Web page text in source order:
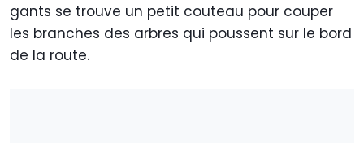
gants se trouve un petit couteau pour couper
les branches des arbres qui poussent sur le bord
de la route.